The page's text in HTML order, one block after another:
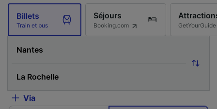
Billets
Train et bus
Séjours
Booking.com GetYourGuide
Via